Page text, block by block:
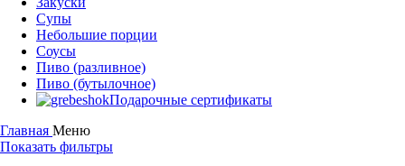
Супы
Небольшие порции
Соусы
Пиво (разливное)
Пиво (бутылочное)
Подарочные сертификаты
Главная Меню
Показать фильтры